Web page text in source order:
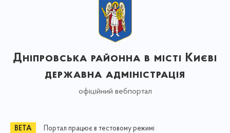
Дніпровська районна в місті Києві
державна адміністрація
офіційний вебпортал
Портал працює в тестовому режимі